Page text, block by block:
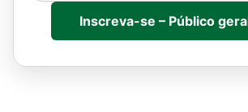
Inscreva-se – Público